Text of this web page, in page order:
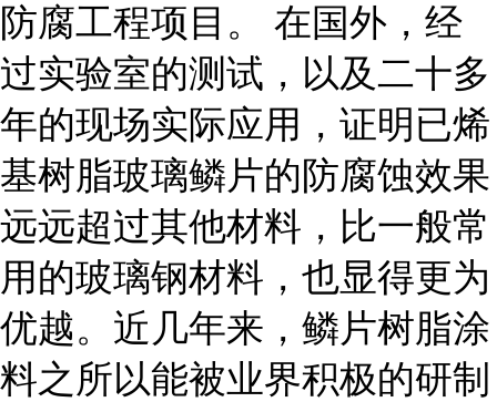
防腐工程项目。 在国外，经
过实验室的测试，以及二十多
年的现场实际应用，证明已烯
基树脂玻璃鳞片的防腐蚀效果
远远超过其他材料，比一般常
用的玻璃钢材料，也显得更为
优越。近几年来，鳞片树脂涂
料之所以能被业界积极的研制